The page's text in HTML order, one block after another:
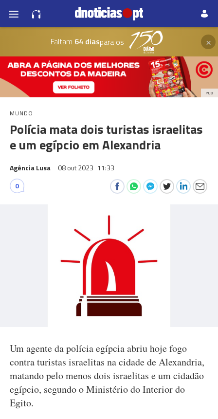
Faltam 64 diaspara os ×
PUB
MUNDO
Polícia mata dois turistas israelitas
e um egípcio em Alexandria
Agência Lusa 08 out 2023 11:33
0
Um agente da polícia egípcia abriu hoje fogo
contra turistas israelitas na cidade de Alexandria,
matando pelo menos dois israelitas e um cidadão
egípcio, segundo o Ministério do Interior do
Egito.